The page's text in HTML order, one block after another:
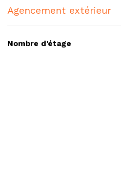
Agencement extérieur
Nombre d'étage